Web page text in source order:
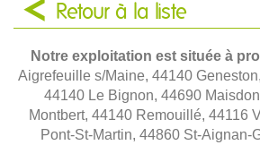
Retour à la liste
Notre exploitation est située à
Aigrefeuille s/Maine, 44140
44140 Le Bignon, 44690
Montbert, 44140 Remouillé, 44116
Pont-St-Martin, 44860 St-Aignan-